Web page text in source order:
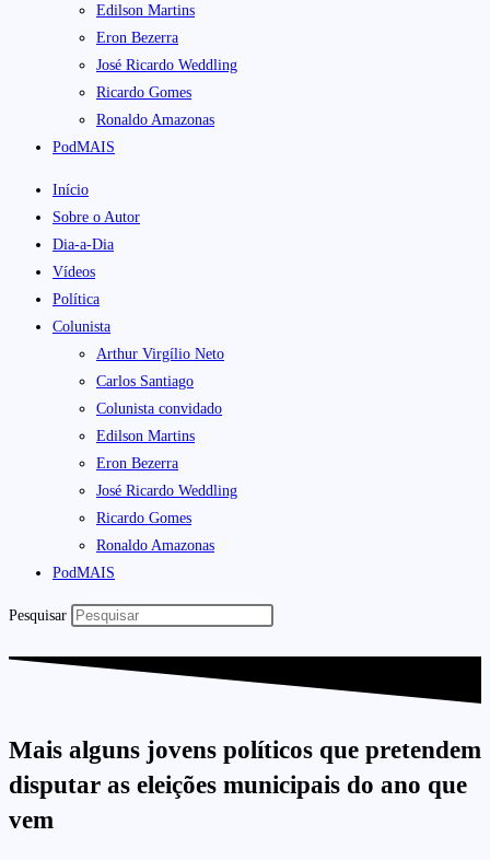
Edilson Martins
Eron Bezerra
José Ricardo Weddling
Ricardo Gomes
Ronaldo Amazonas
PodMAIS
Início
Sobre o Autor
Dia-a-Dia
Vídeos
Política
Colunista
Arthur Virgílio Neto
Carlos Santiago
Colunista convidado
Edilson Martins
Eron Bezerra
José Ricardo Weddling
Ricardo Gomes
Ronaldo Amazonas
PodMAIS
Pesquisar
Mais alguns jovens políticos que pretendem
disputar as eleições municipais do ano que
vem